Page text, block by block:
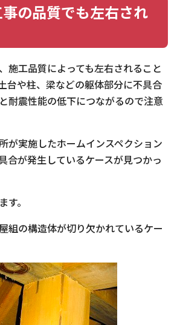
の品質でも左右され
施工品質によっても左右されること
台や柱、梁などの躯体部分に不具合
耐震性能の低下につながるので注意
が実施したホームインスペクション
合が発生しているケースが見つかっ
。
組の構造体が切り欠かれているケー